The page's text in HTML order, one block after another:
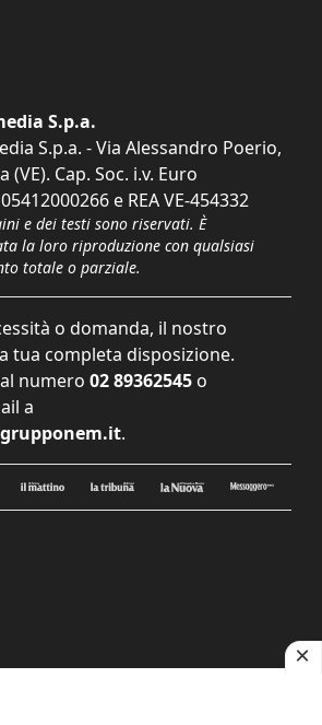
S.p.a.
S.p.a. - Via Alessandro Poerio,
(VE). Cap. Soc. i.v. Euro
e REA VE-454332
e dei testi sono riservati. È
la loro riproduzione con qualsiasi
totale o parziale.
o domanda, il nostro
tua completa disposizione.
numero 02 89362545 o
a
.